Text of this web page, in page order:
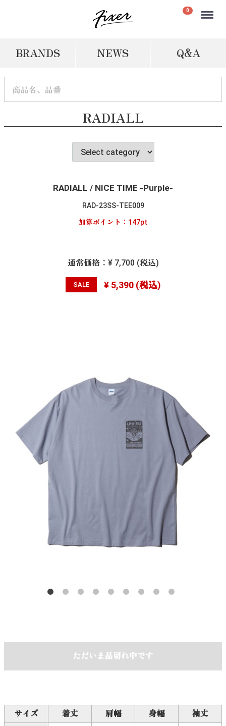
0 Menu
BRANDS NEWS Q&A
RADIALL
RADIALL / NICE TIME -Purple-
RAD-23SS-TEE009
加算ポイント： 147pt
通常価格： ¥ 7,700 (税込)
SALE ¥ 5,390(税込)
ただいま品切れ中です
サイズ 着丈 肩幅 身幅
袖丈